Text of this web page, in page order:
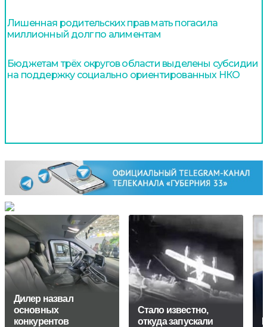
Лишенная родительских прав мать погасила
миллионный долг по алиментам
Бюджетам трёх округов области выделены субсидии
на поддержку социально ориентированных НКО
Дилер назвал
основных
конкурентов
Стало известно,
откуда запускали